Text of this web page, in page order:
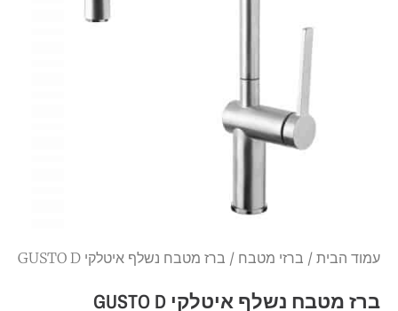
עמוד הבית / ברזי מטבח / ברז מטבח נשלף איטלקי GUSTO D
ברז מטבח נשלף איטלקי GUSTO D